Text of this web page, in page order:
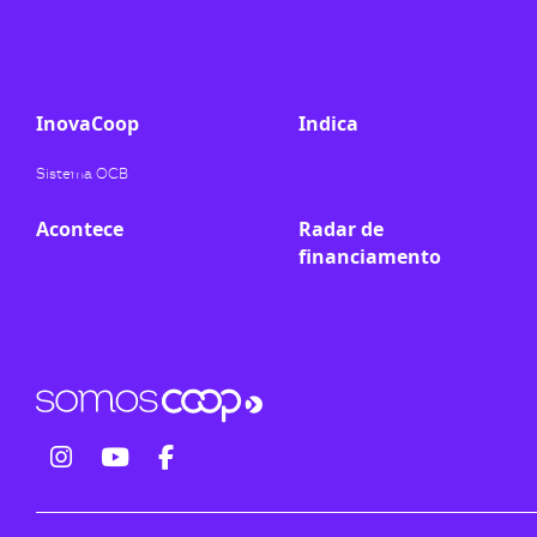
InovaCoop
Sistema OCB
Acontece
Indica
Radar de
financiamento
fab fabfab